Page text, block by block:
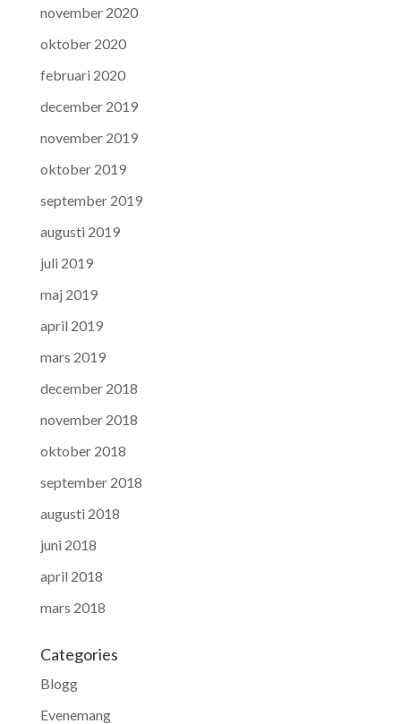
november 2020
oktober 2020
februari 2020
december 2019
november 2019
oktober 2019
september 2019
augusti 2019
juli 2019
maj 2019
april 2019
mars 2019
december 2018
november 2018
oktober 2018
september 2018
augusti 2018
juni 2018
april 2018
mars 2018
Categories
Blogg
Evenemang